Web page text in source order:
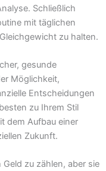
Schließlich
mit täglichen
zu halten.
gesunde
Möglichkeit,
Entscheidungen
zu Ihrem Stil
dem Aufbau einer
Zukunft.
zu zählen, aber sie